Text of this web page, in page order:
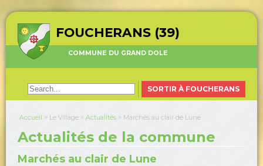
FOUCHERANS (39)
COMMUNE DU GRAND DOLE
SORTIR À FOUCHERANS
Accueil > Le Village > Actualités > Marchés au clair de Lune
Actualités de la commune
Marchés au clair de Lune